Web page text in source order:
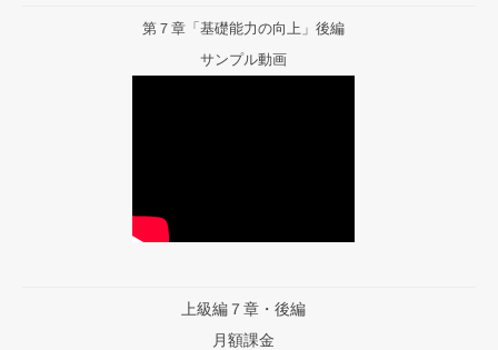
第７章「基礎能力の向上」後編
サンプル動画
上級編７章・後編
月額課金